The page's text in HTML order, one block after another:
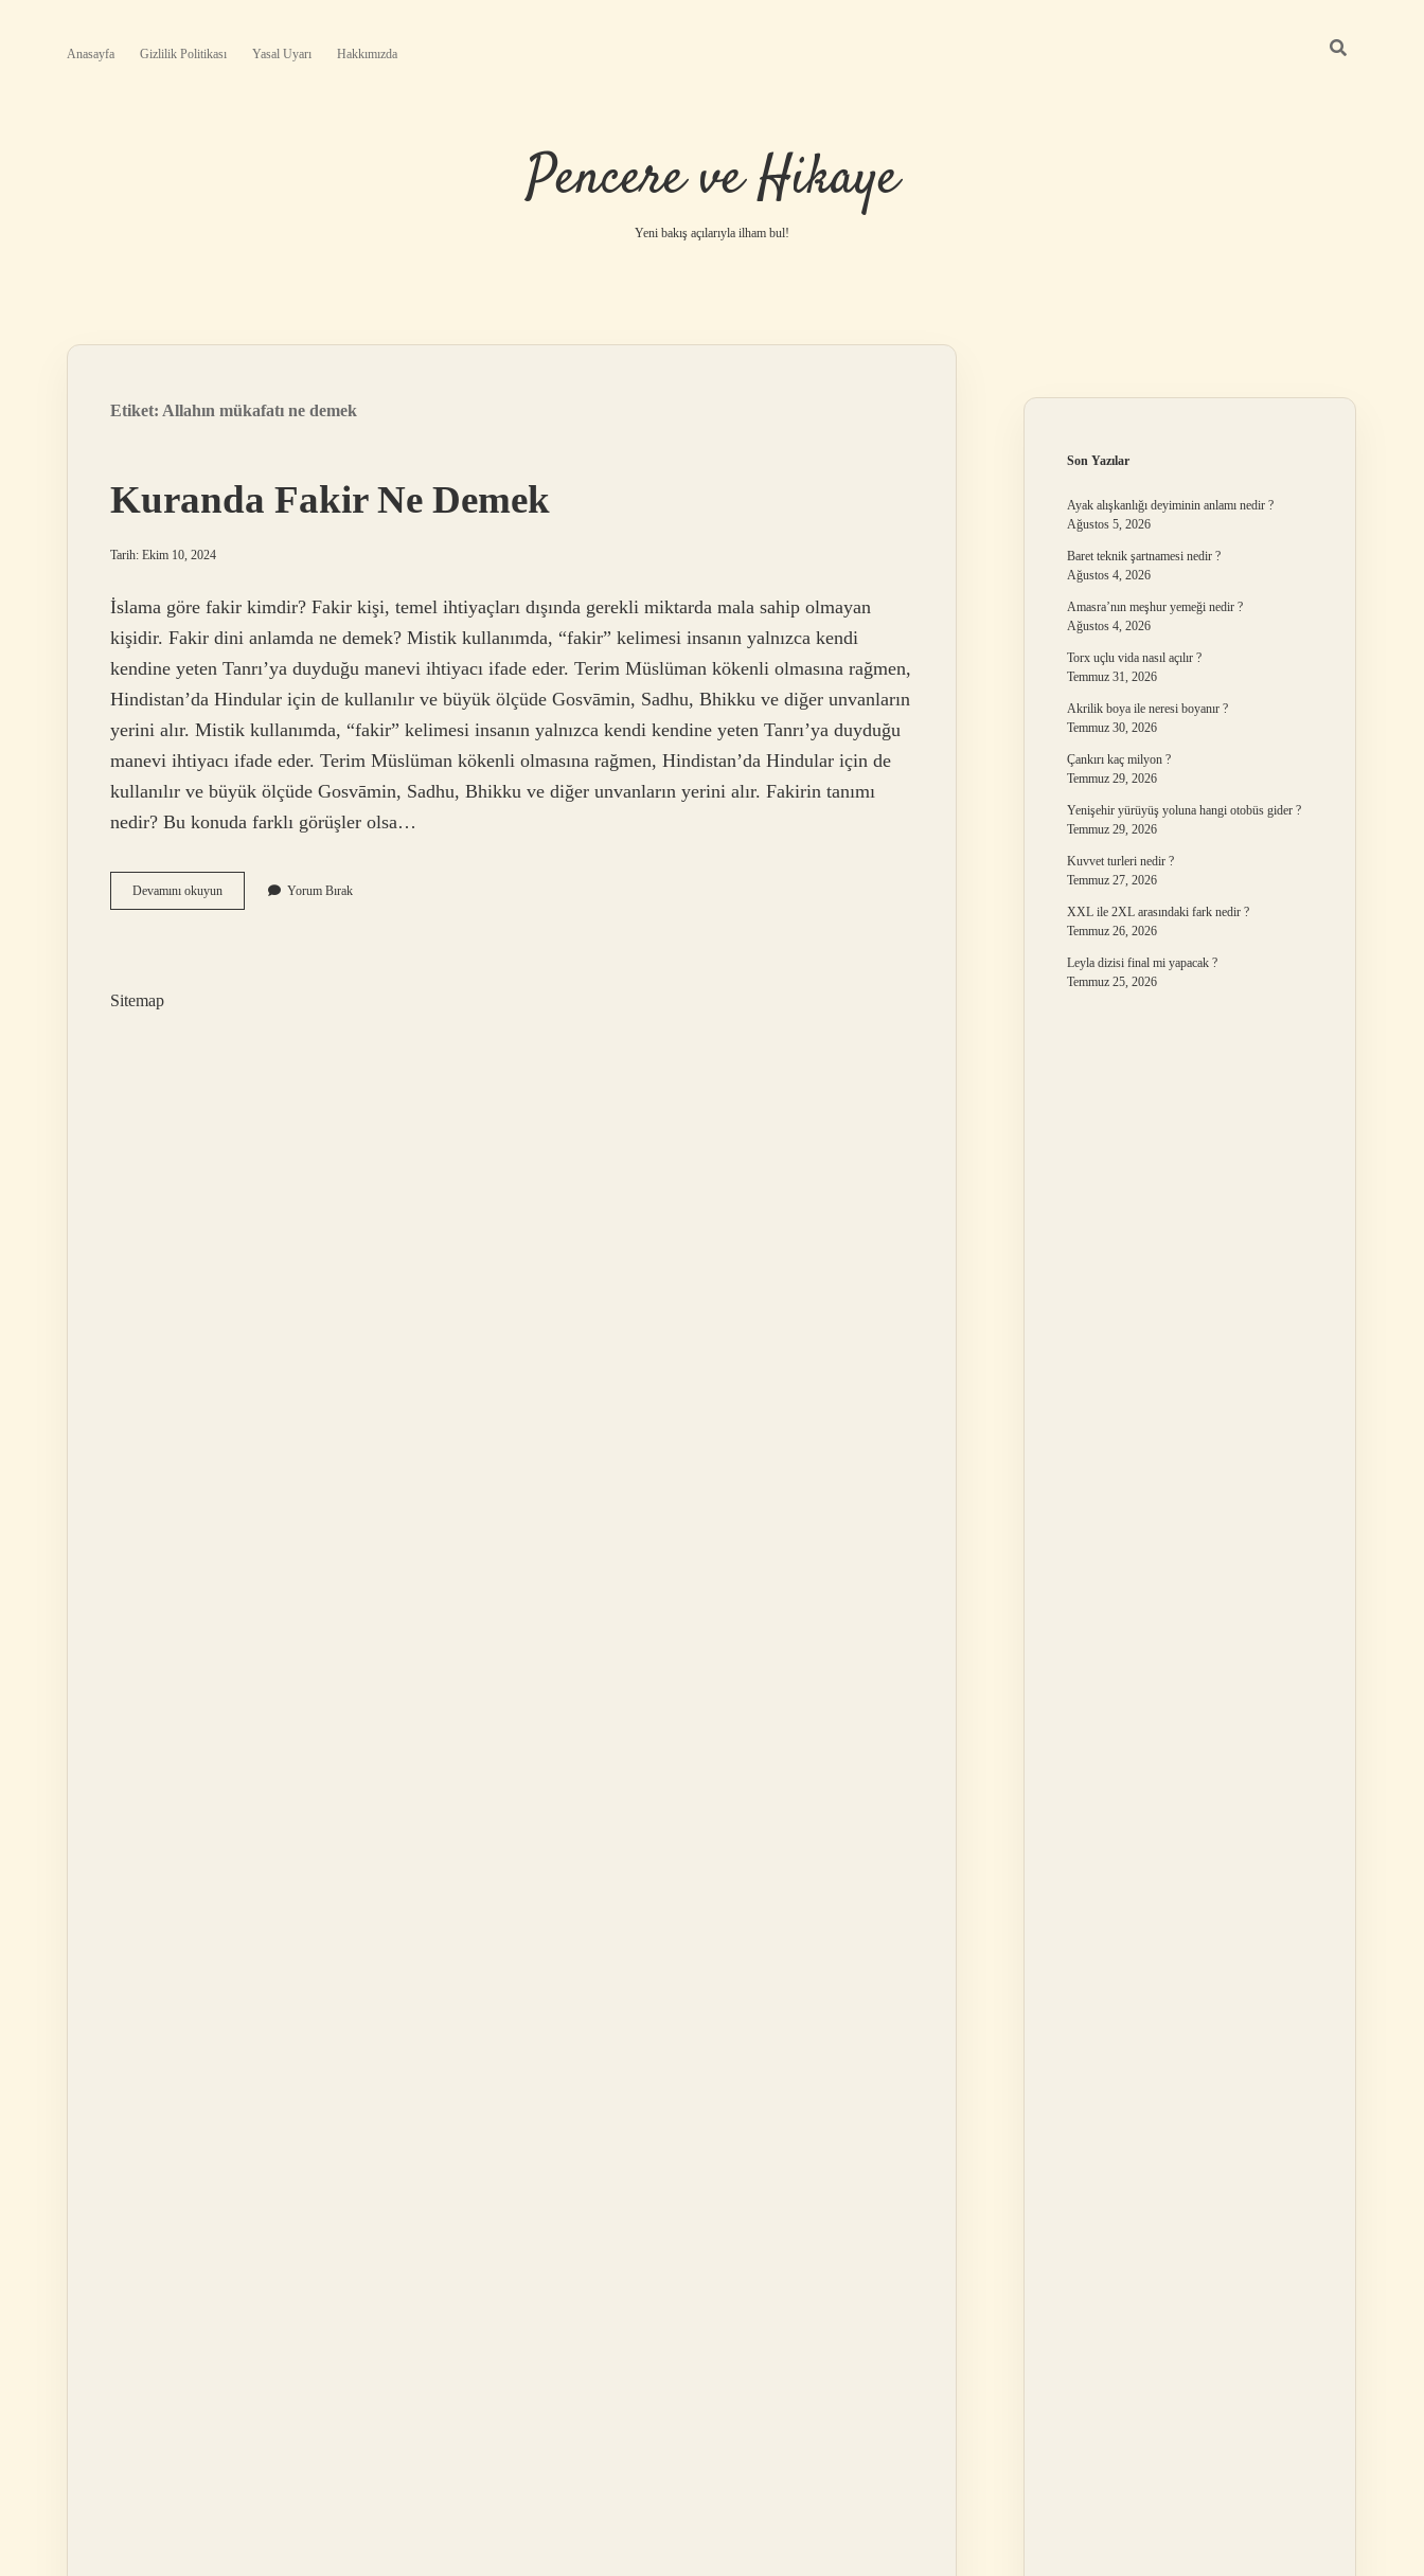
Anasayfa Gizlilik Politikası Yasal Uyarı Hakkımızda
Pencere ve Hikaye
Yeni bakış açılarıyla ilham bul!
Etiket: Allahın mükafatı ne demek
Kuranda Fakir Ne Demek
Tarih: Ekim 10, 2024
İslama göre fakir kimdir? Fakir kişi, temel ihtiyaçları dışında gerekli miktarda mala sahip olmayan
kişidir. Fakir dini anlamda ne demek? Mistik kullanımda, “fakir” kelimesi insanın yalnızca kendi
kendine yeten Tanrı’ya duyduğu manevi ihtiyacı ifade eder. Terim Müslüman kökenli olmasına rağmen,
Hindistan’da Hindular için de kullanılır ve büyük ölçüde Gosvāmin, Sadhu, Bhikku ve diğer unvanların
yerini alır. Mistik kullanımda, “fakir” kelimesi insanın yalnızca kendi kendine yeten Tanrı’ya duyduğu
manevi ihtiyacı ifade eder. Terim Müslüman kökenli olmasına rağmen, Hindistan’da Hindular için de
kullanılır ve büyük ölçüde Gosvāmin, Sadhu, Bhikku ve diğer unvanların yerini alır. Fakirin tanımı
nedir? Bu konuda farklı görüşler olsa…
Devamını okuyunKuranda
Fakir
Yorum Bırak
Sitemap
Son Yazılar
Ayak alışkanlığı deyiminin anlamı nedir ?
Ağustos 5, 2026
Baret teknik şartnamesi nedir ?
Ağustos 4, 2026
Amasra’nın meşhur yemeği nedir ?
Ağustos 4, 2026
Torx uçlu vida nasıl açılır ?
Temmuz 31, 2026
Akrilik boya ile neresi boyanır ?
Temmuz 30, 2026
Çankırı kaç milyon ?
Temmuz 29, 2026
Yenişehir yürüyüş yoluna hangi otobüs gider ?
Temmuz 29, 2026
Kuvvet turleri nedir ?
Temmuz 27, 2026
XXL ile 2XL arasındaki fark nedir ?
Temmuz 26, 2026
Leyla dizisi final mi yapacak ?
Temmuz 25, 2026